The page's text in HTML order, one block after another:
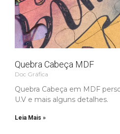
Quebra Cabeça MDF
Doc Gráfica
Quebra Cabeça em MDF
U.V e mais alguns detalhes.
Leia Mais »